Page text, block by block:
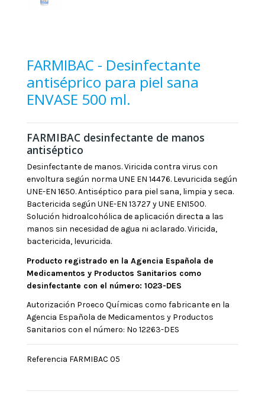
FARMIBAC - Desinfectante
antiséprico para piel sana
ENVASE 500 ml.
FARMIBAC desinfectante de manos
antiséptico
Desinfectante de manos. Viricida contra virus con
envoltura según norma UNE EN 14476. Levuricida según
UNE-EN 1650. Antiséptico para piel sana, limpia y seca.
Bactericida según UNE-EN 13727 y UNE EN1500.
Solución hidroalcohólica de aplicación directa a las
manos sin necesidad de agua ni aclarado. Viricida,
bactericida, levuricida.
Producto registrado en la Agencia Española de
Medicamentos y Productos Sanitarios como
desinfectante con el número: 1023-DES
Autorización Proeco Químicas como fabricante en la
Agencia Española de Medicamentos y Productos
Sanitarios con el número: Nº 12263-DES
Referencia FARMIBAC 05